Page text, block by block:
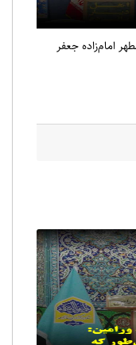
در حرم مطهر امام‌زاده جعفر